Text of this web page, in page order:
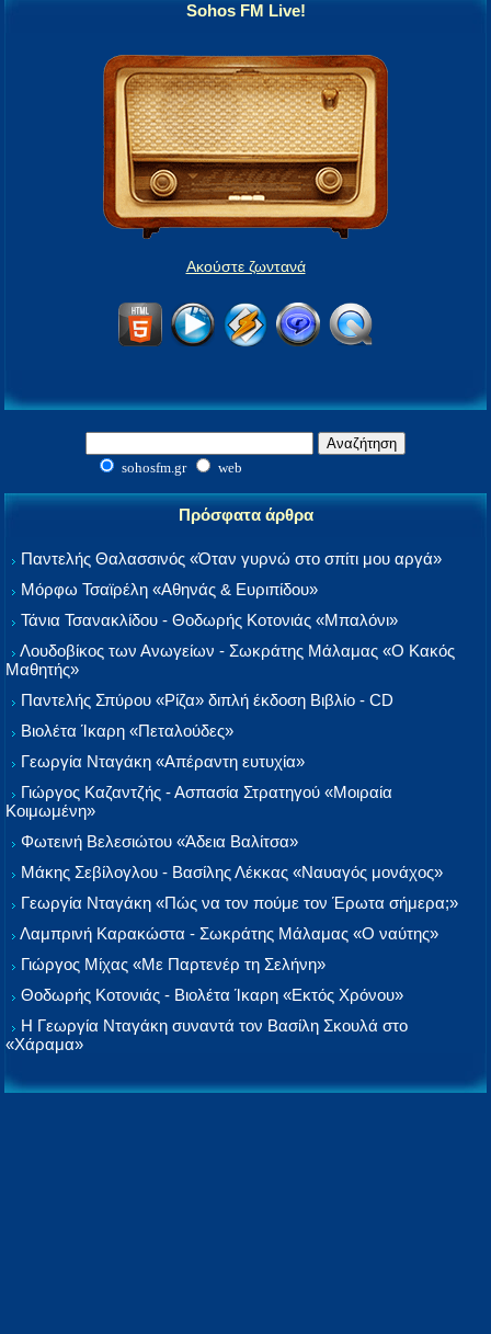
Sohos FM Live!
Ακούστε ζωντανά
sohosfm.gr web
Πρόσφατα άρθρα
Παντελής Θαλασσινός «Όταν γυρνώ στο σπίτι μου αργά»
Μόρφω Τσαϊρέλη «Αθηνάς & Ευριπίδου»
Τάνια Τσανακλίδου - Θοδωρής Κοτονιάς «Μπαλόνι»
Λουδοβίκος των Ανωγείων - Σωκράτης Μάλαμας «Ο Κακός
Μαθητής»
Παντελής Σπύρου «Ρίζα» διπλή έκδοση Βιβλίο - CD
Βιολέτα Ίκαρη «Πεταλούδες»
Γεωργία Νταγάκη «Aπέραντη ευτυχία»
Γιώργος Καζαντζής - Ασπασία Στρατηγού «Μοιραία
Κοιμωμένη»
Φωτεινή Βελεσιώτου «Άδεια Βαλίτσα»
Μάκης Σεβίλογλου - Βασίλης Λέκκας «Ναυαγός μονάχος»
Γεωργία Νταγάκη «Πώς να τον πούμε τον Έρωτα σήμερα;»
Λαμπρινή Καρακώστα - Σωκράτης Μάλαμας «Ο ναύτης»
Γιώργος Μίχας «Με Παρτενέρ τη Σελήνη»
Θοδωρής Κοτονιάς - Βιολέτα Ίκαρη «Εκτός Χρόνου»
Η Γεωργία Νταγάκη συναντά τον Βασίλη Σκουλά στο
«Χάραμα»